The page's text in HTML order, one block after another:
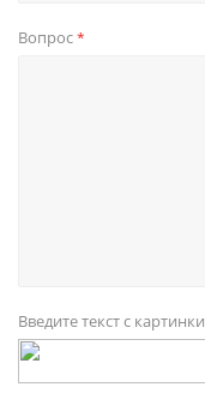
Вопрос*
Введите текст с картинки